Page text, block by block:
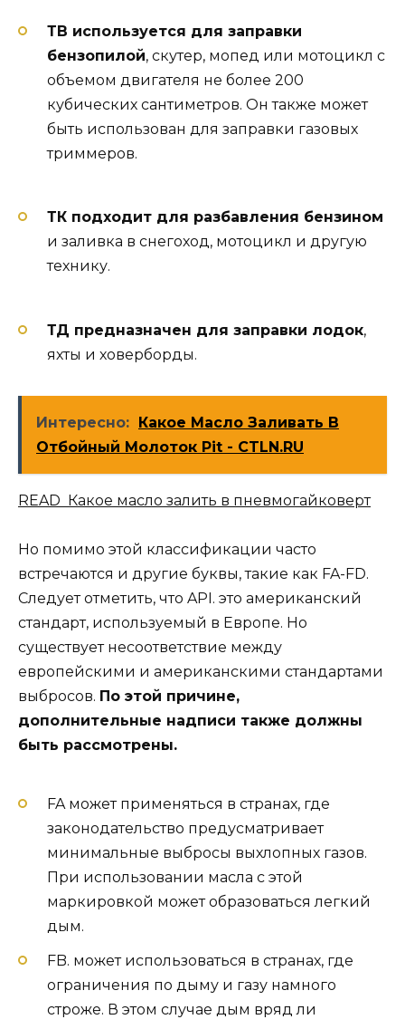
ТВ используется для заправки
бензопилой, скутер, мопед или мотоцикл с
объемом двигателя не более 200
кубических сантиметров. Он также может
быть использован для заправки газовых
триммеров.
ТК подходит для разбавления бензином
и заливка в снегоход, мотоцикл и другую
технику.
ТД предназначен для заправки лодок,
яхты и ховерборды.
Интересно: Какое Масло Заливать В
Отбойный Молоток Pit - CTLN.RU
READ Какое масло залить в пневмогайковерт
Но помимо этой классификации часто
встречаются и другие буквы, такие как FA-FD.
Следует отметить, что API. это американский
стандарт, используемый в Европе. Но
существует несоответствие между
европейскими и американскими стандартами
выбросов. По этой причине,
дополнительные надписи также должны
быть рассмотрены.
FA может применяться в странах, где
законодательство предусматривает
минимальные выбросы выхлопных газов.
При использовании масла с этой
маркировкой может образоваться легкий
дым.
FB. может использоваться в странах, где
ограничения по дыму и газу намного
строже. В этом случае дым вряд ли